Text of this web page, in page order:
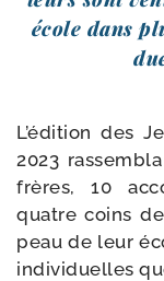
école dans
L’édition des
2023
frères, 10
quatre coins
peau de leur
indi­vi­duelles